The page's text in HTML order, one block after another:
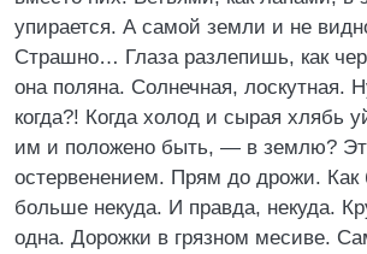
упирается. А самой земли и не
Страшно… Глаза разлепишь, как
она поляна. Солнечная, лоскутная.
когда?! Когда холод и сырая хлябь
им и положено быть, — в землю?
остервенением. Прям до дрожи. Как
больше некуда. И правда, некуда.
одна. Дорожки в грязном месиве.